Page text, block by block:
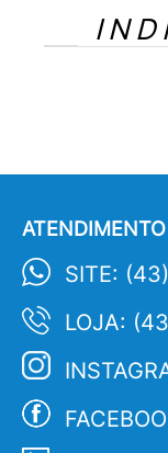
ATENDIMENTO
SITE: (43)
LOJA: